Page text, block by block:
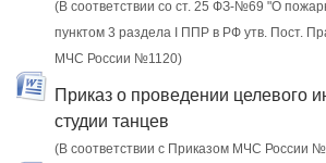
(В соответствии со ст. 25 ФЗ-№69 "О
пунктом 3 раздела I ППР в РФ утв. Пост.
МЧС России №1120)
Приказ о проведении целевого
студии танцев
(В соответствии с Приказом МЧС России